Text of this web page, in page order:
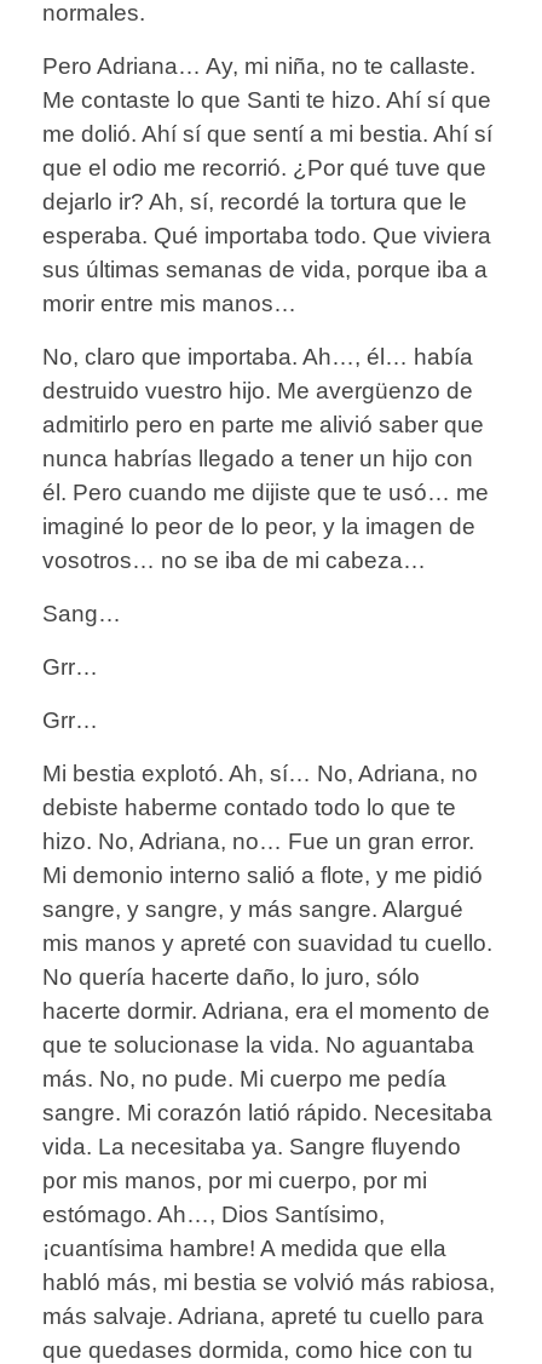
normales.
Pero Adriana… Ay, mi niña, no te callaste.
Me contaste lo que Santi te hizo. Ahí sí que
me dolió. Ahí sí que sentí a mi bestia. Ahí sí
que el odio me recorrió. ¿Por qué tuve que
dejarlo ir? Ah, sí, recordé la tortura que le
esperaba. Qué importaba todo. Que viviera
sus últimas semanas de vida, porque iba a
morir entre mis manos…
No, claro que importaba. Ah…, él… había
destruido vuestro hijo. Me avergüenzo de
admitirlo pero en parte me alivió saber que
nunca habrías llegado a tener un hijo con
él. Pero cuando me dijiste que te usó… me
imaginé lo peor de lo peor, y la imagen de
vosotros… no se iba de mi cabeza…
Sang…
Grr…
Grr…
Mi bestia explotó. Ah, sí… No, Adriana, no
debiste haberme contado todo lo que te
hizo. No, Adriana, no… Fue un gran error.
Mi demonio interno salió a flote, y me pidió
sangre, y sangre, y más sangre. Alargué
mis manos y apreté con suavidad tu cuello.
No quería hacerte daño, lo juro, sólo
hacerte dormir. Adriana, era el momento de
que te solucionase la vida. No aguantaba
más. No, no pude. Mi cuerpo me pedía
sangre. Mi corazón latió rápido. Necesitaba
vida. La necesitaba ya. Sangre fluyendo
por mis manos, por mi cuerpo, por mi
estómago. Ah…, Dios Santísimo,
¡cuantísima hambre! A medida que ella
habló más, mi bestia se volvió más rabiosa,
más salvaje. Adriana, apreté tu cuello para
que quedases dormida, como hice con tu